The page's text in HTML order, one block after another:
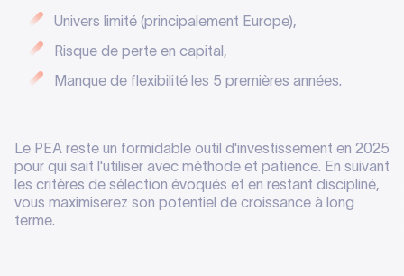
Univers limité (principalement Europe),
Risque de perte en capital,
Manque de flexibilité les 5 premières années.
Le PEA reste un formidable outil d'investissement en 2025
pour qui sait l'utiliser avec méthode et patience. En suivant
les critères de sélection évoqués et en restant discipliné,
vous maximiserez son potentiel de croissance à long
terme.